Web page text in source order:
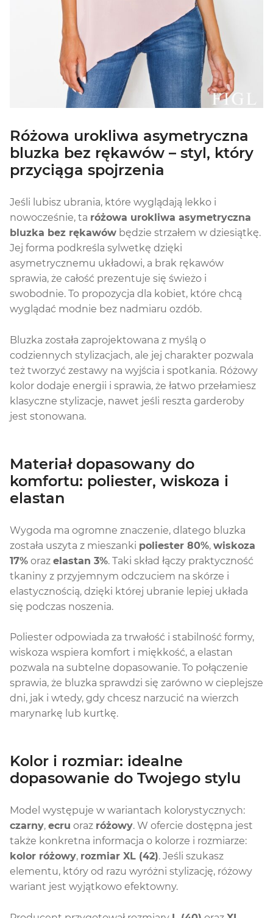
Różowa urokliwa asymetryczna
bluzka bez rękawów – styl, który
przyciąga spojrzenia
Jeśli lubisz ubrania, które wyglądają lekko i
nowocześnie, ta różowa urokliwa asymetryczna
bluzka bez rękawów będzie strzałem w dziesiątkę.
Jej forma podkreśla sylwetkę dzięki
asymetrycznemu układowi, a brak rękawów
sprawia, że całość prezentuje się świeżo i
swobodnie. To propozycja dla kobiet, które chcą
wyglądać modnie bez nadmiaru ozdób.
Bluzka została zaprojektowana z myślą o
codziennych stylizacjach, ale jej charakter pozwala
też tworzyć zestawy na wyjścia i spotkania. Różowy
kolor dodaje energii i sprawia, że łatwo przełamiesz
klasyczne stylizacje, nawet jeśli reszta garderoby
jest stonowana.
Materiał dopasowany do
komfortu: poliester, wiskoza i
elastan
Wygoda ma ogromne znaczenie, dlatego bluzka
została uszyta z mieszanki poliester 80%, wiskoza
17% oraz elastan 3%. Taki skład łączy praktyczność
tkaniny z przyjemnym odczuciem na skórze i
elastycznością, dzięki której ubranie lepiej układa
się podczas noszenia.
Poliester odpowiada za trwałość i stabilność formy,
wiskoza wspiera komfort i miękkość, a elastan
pozwala na subtelne dopasowanie. To połączenie
sprawia, że bluzka sprawdzi się zarówno w cieplejsze
dni, jak i wtedy, gdy chcesz narzucić na wierzch
marynarkę lub kurtkę.
Kolor i rozmiar: idealne
dopasowanie do Twojego stylu
Model występuje w wariantach kolorystycznych:
czarny, ecru oraz różowy. W ofercie dostępna jest
także konkretna informacja o kolorze i rozmiarze:
kolor różowy, rozmiar XL (42). Jeśli szukasz
elementu, który od razu wyróżni stylizację, różowy
wariant jest wyjątkowo efektowny.